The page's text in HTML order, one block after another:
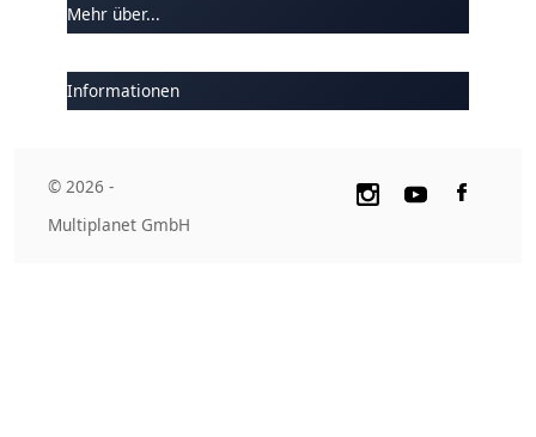
Mehr über...
Informationen
© 2026 -
Multiplanet GmbH